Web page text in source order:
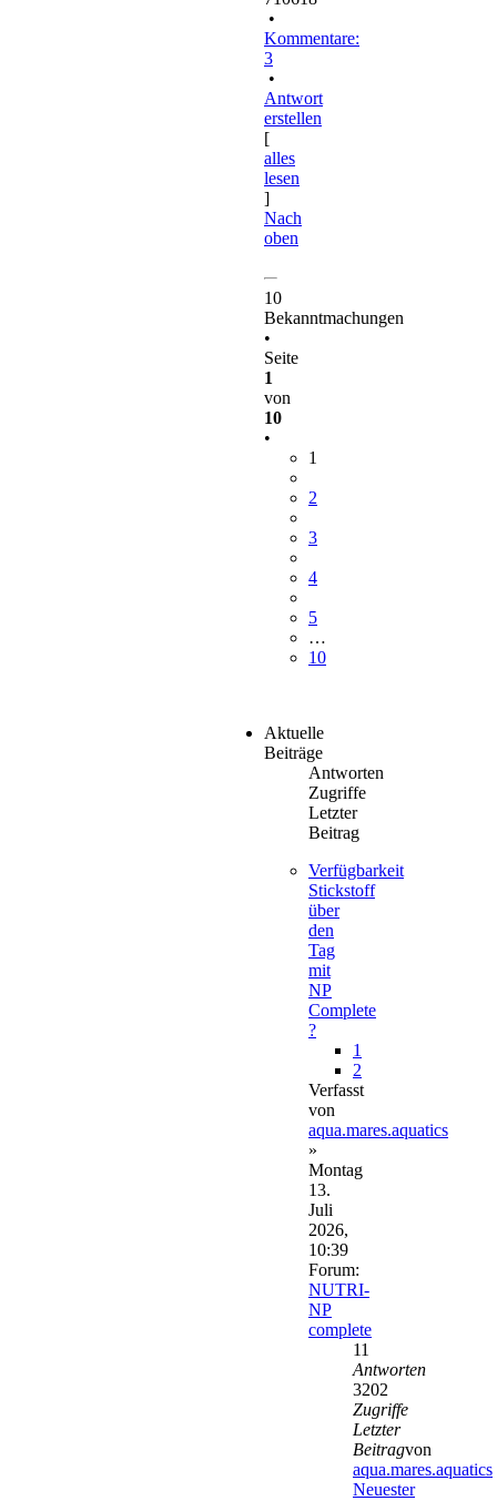
•
Kommentare:
3
•
Antwort
erstellen
[
alles
lesen
]
Nach
oben
10
Bekanntmachungen
•
Seite
1
von
10
•
1
2
3
4
5
…
10
Aktuelle
Beiträge
Antworten
Zugriffe
Letzter
Beitrag
Verfügbarkeit
Stickstoff
über
den
Tag
mit
NP
Complete
?
1
2
Verfasst
von
aqua.mares.aquatics
»
Montag
13.
Juli
2026,
10:39
Forum:
NUTRI-
NP
complete
11
Antworten
3202
Zugriffe
Letzter
Beitragvon
aqua.mares.aquatics
Neuester